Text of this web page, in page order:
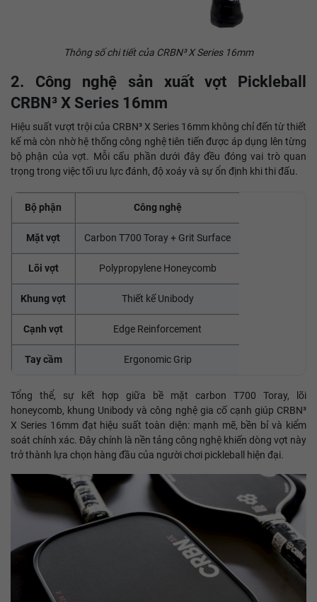
Thông số chi tiết của CRBN³ X Series 16mm
2. Công nghệ sản xuất vợt Pickleball
CRBN³ X Series 16mm
Hiệu suất vượt trội của CRBN³ X Series 16mm không chỉ đến từ thiết
kế mà còn nhờ hệ thống công nghệ tiên tiến được áp dụng lên từng
bộ phận của vợt. Mỗi cấu phần dưới đây đều đóng vai trò quan
trọng trong việc tối ưu lực đánh, độ xoáy và sự ổn định khi thi đấu.
Bộ phận Công nghệ
Mặt vợt Carbon T700 Toray + Grit Surface
Lõi vợt Polypropylene Honeycomb
Khung vợt Thiết kế Unibody
Cạnh vợt Edge Reinforcement
Tay cầm Ergonomic Grip
Tổng thể, sự kết hợp giữa bề mặt carbon T700 Toray, lõi
honeycomb, khung Unibody và công nghệ gia cố cạnh giúp CRBN³
X Series 16mm đạt hiệu suất toàn diện: mạnh mẽ, bền bỉ và kiểm
soát chính xác. Đây chính là nền tảng công nghệ khiến dòng vợt này
trở thành lựa chọn hàng đầu của người chơi pickleball hiện đại.